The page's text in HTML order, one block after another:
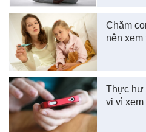
Chăm
nên
Thực hư
vi vì xem